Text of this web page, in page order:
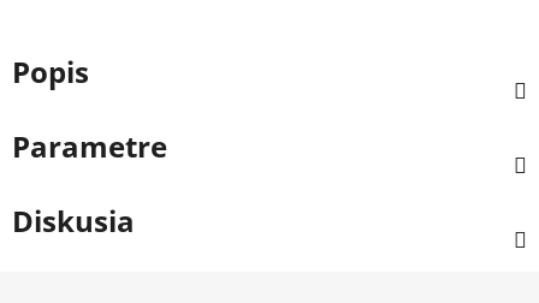
Popis
Parametre
Diskusia